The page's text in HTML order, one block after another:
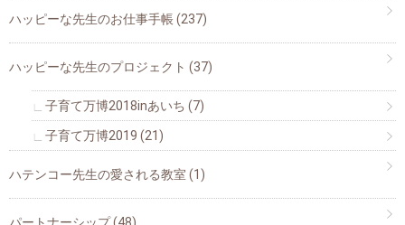
ハッピーな先生のお仕事手帳 (237)
ハッピーな先生のプロジェクト (37)
子育て万博2018inあいち (7)
子育て万博2019 (21)
ハテンコー先生の愛される教室 (1)